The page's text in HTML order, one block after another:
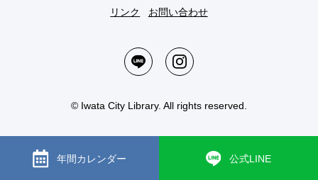
リンク
お問い合わせ
© Iwata City Library. All rights reserved.
年間カレンダー 公式LINE